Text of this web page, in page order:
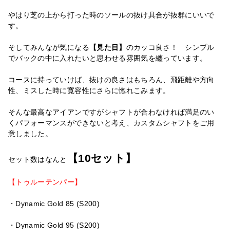
やはり芝の上から打った時のソールの抜け具合が抜群にいいで
す。
そしてみんなが気になる 【見た目】 のカッコ良さ！ シンプル
でバックの中に入れたいと思わせる雰囲気を纏っています。
コースに持っていけば、抜けの良さはもちろん、飛距離や方向
性、ミスした時に寛容性にさらに惚れこみます。
そんな最高なアイアンですがシャフトが合わなければ満足のい
くパフォーマンスができないと考え、カスタムシャフトをご用
意しました。
セット数はなんと 【10セット】
【トゥルーテンパー】
・Dynamic Gold 85 (S200)
・Dynamic Gold 95 (S200)